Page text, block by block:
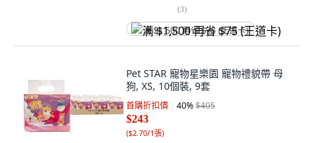
(3)
满 $1,500 再省 $75 (王道卡)
Pet STAR 寵物星樂園 寵物禮貌帶 母
狗, XS, 10個裝, 9套
首購折扣價 40%$405
$243
($2.70/1張)